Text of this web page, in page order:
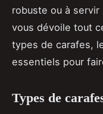
robuste ou à
vous dévoile tout
types de carafes,
essentiels pour
Types de